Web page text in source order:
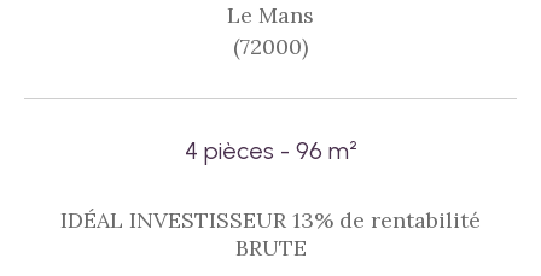
Le Mans
(72000)
4 pièces - 96 m²
IDÉAL INVESTISSEUR 13% de rentabilité
BRUTE